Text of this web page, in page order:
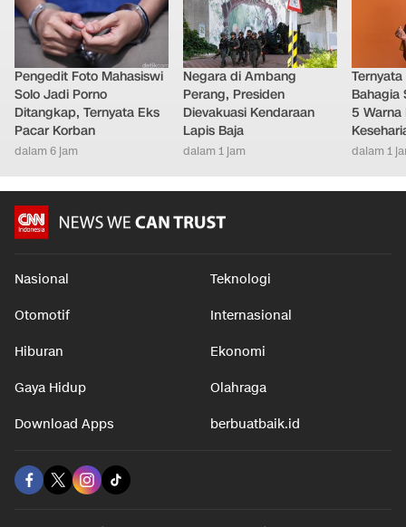
Pengedit Foto Mahasiswi
Solo Jadi Porno
Ditangkap, Ternyata Eks
Pacar Korban
dalam 6 jam
Negara di Ambang
Perang, Presiden
Dievakuasi Kendaraan
Lapis Baja
dalam 1 jam
Bahagia
5
dalam 1
Nasional Teknologi
Otomotif Internasional
Hiburan Ekonomi
Gaya Hidup Olahraga
Download Apps berbuatbaik.id